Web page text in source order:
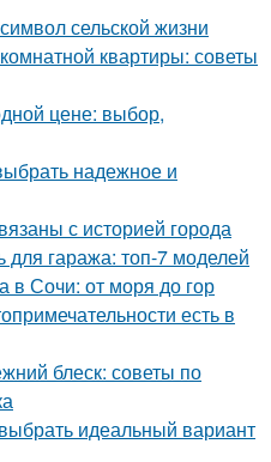
сельской жизни
квартиры: советы
цене: выбор,
надежное и
с историей города
гаража: топ-7 моделей
в Сочи: от моря до гор
есть в
блеск: советы по
идеальный вариант